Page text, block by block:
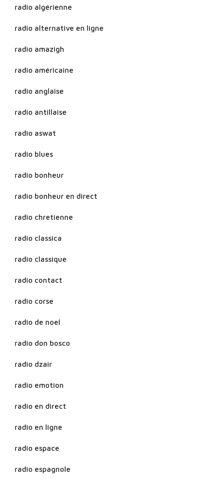
radio algérienne
radio alternative en ligne
radio amazigh
radio américaine
radio anglaise
radio antillaise
radio aswat
radio blues
radio bonheur
radio bonheur en direct
radio chretienne
radio classica
radio classique
radio contact
radio corse
radio de noel
radio don bosco
radio dzair
radio emotion
radio en direct
radio en ligne
radio espace
radio espagnole